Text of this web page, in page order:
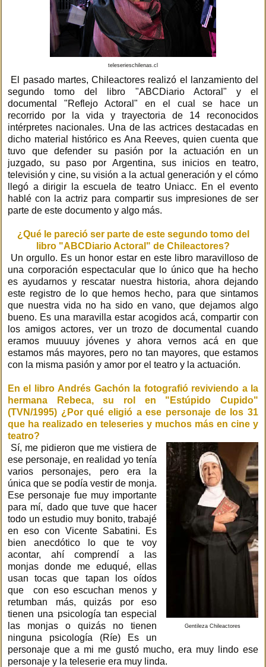
teleserieschilenas.cl
El pasado martes, Chileactores realizó el lanzamiento del
segundo tomo del libro "ABCDiario Actoral" y el
documental "Reflejo Actoral" en el cual se hace un
recorrido por la vida y trayectoria de 14 reconocidos
intérpretes nacionales. Una de las actrices destacadas en
dicho material histórico es Ana Reeves, quien cuenta que
tuvo que defender su pasión por la actuación en un
juzgado, su paso por Argentina, sus inicios en teatro,
televisión y cine, su visión a la actual generación y el cómo
llegó a dirigir la escuela de teatro Uniacc. En el evento
hablé con la actriz para compartir sus impresiones de ser
parte de este documento y algo más.
¿Qué le pareció ser parte de este segundo tomo del
libro "ABCDiario Actoral" de Chileactores?
Un orgullo. Es un honor estar en este libro maravilloso de
una corporación espectacular que lo único que ha hecho
es ayudarnos y rescatar nuestra historia, ahora dejando
este registro de lo que hemos hecho, para que sintamos
que nuestra vida no ha sido en vano, que dejamos algo
bueno. Es una maravilla estar acogidos acá, compartir con
los amigos actores, ver un trozo de documental cuando
eramos muuuuy jóvenes y ahora vernos acá en que
estamos más mayores, pero no tan mayores, que estamos
con la misma pasión y amor por el teatro y la actuación.
En el libro Andrés Gachón la fotografió reviviendo a la
hermana Rebeca, su rol en "Estúpido Cupido"
(TVN/1995) ¿Por qué eligió a ese personaje de los 31
que ha realizado en teleseries y muchos más en cine y
teatro?
Gentileza Chileactores
Sí, me pidieron que me vistiera de
ese personaje, en realidad yo tenía
varios personajes, pero era la
única que se podía vestir de monja.
Ese personaje fue muy importante
para mí, dado que tuve que hacer
todo un estudio muy bonito, trabajé
en eso con Vicente Sabatini. Es
bien anecdótico lo que te voy
acontar, ahí comprendí a las
monjas donde me eduqué, ellas
usan tocas que tapan los oídos
que con eso escuchan menos y
retumban más, quizás por eso
tienen una psicología tan especial
las monjas o quizás no tienen
ninguna psicología (Ríe) Es un
personaje que a mi me gustó mucho, era muy lindo ese
personaje y la teleserie era muy linda.